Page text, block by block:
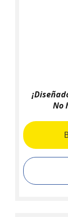
No